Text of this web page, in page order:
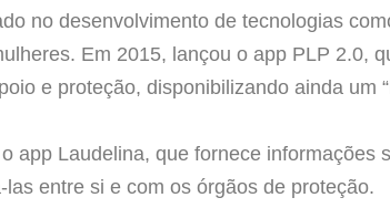
no desenvolvimento de tecnologias
Em 2015, lançou o app PLP 2.0,
e proteção, disponibilizando ainda um
app Laudelina, que fornece informações
entre si e com os órgãos de proteção.